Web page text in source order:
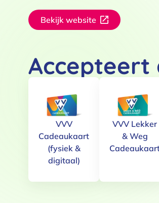
Bekijk website
Accepteert
VVV
Cadeaukaart
(fysiek &
digitaal)
VVV Lekker
& Weg